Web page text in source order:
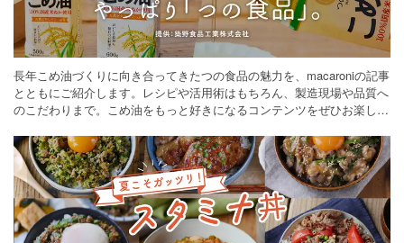
長年こめ油づくりに向き合ってきたつの食品の魅力を、macaroniの記事
とともにご紹介します。レシピや活用術はもちろん、製造現場や品質へ
のこだわりまで。こめ油をもっと好きになるコンテンツをぜひお楽しみ